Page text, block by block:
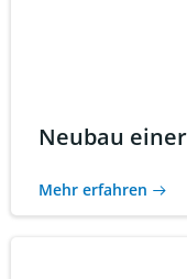
Neubau
Mehr erfahren